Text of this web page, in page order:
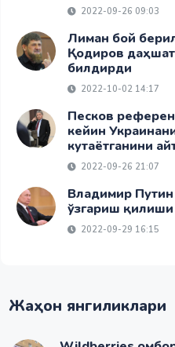
2022-09-26 09:03
Лиман бой
Қодиров
билдирди
2022-10-02 14:17
Песков
кейин
кутаётганини
2022-09-26 21:07
Владимир Путин
ўзгариш
2022-09-29 16:15
Жаҳон янгиликлари